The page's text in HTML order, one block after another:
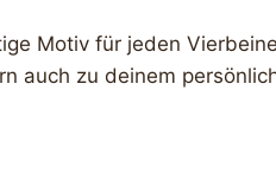
Motiv für jeden
auch zu deinem